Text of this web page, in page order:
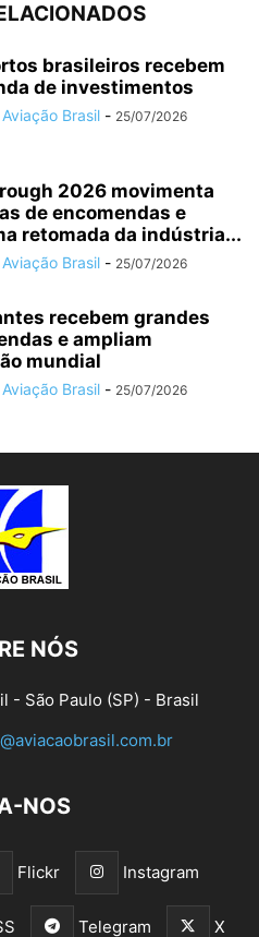
brasileiros recebem
de investimentos
Brasil - 25/07/2026
2026 movimenta
de encomendas e
retomada da indústria...
Brasil - 25/07/2026
recebem grandes
e ampliam
mundial
Brasil - 25/07/2026
NÓS
- São Paulo (SP) - Brasil
NOS
Flickr Instagram
Telegram X